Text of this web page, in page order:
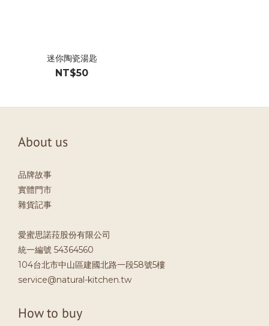
迷你陶瓷湯匙
NT$50
About us
品牌故事
實體門市
雜貨記事
愛蜜思諾菈股份有限公司
統一編號 54364560
104台北市中山區建國北路一段58號5樓
service@natural-kitchen.tw
How to buy